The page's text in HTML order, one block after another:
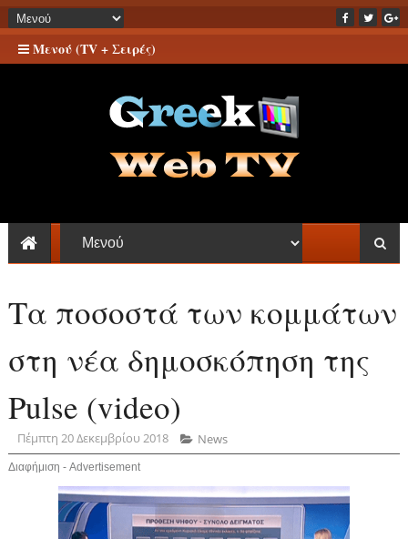
Μενού (TV + Σειρές)
Τα ποσοστά των κομμάτων
στη νέα δημοσκόπηση της
Pulse (video)
Πέμπτη 20 Δεκεμβρίου 2018 News
Διαφήμιση - Advertisement